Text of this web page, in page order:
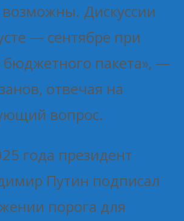
Дискуссии
— сентябре при
бюджетного пакета», —
отвечая на
вопрос.
года президент
Путин подписал
порога для